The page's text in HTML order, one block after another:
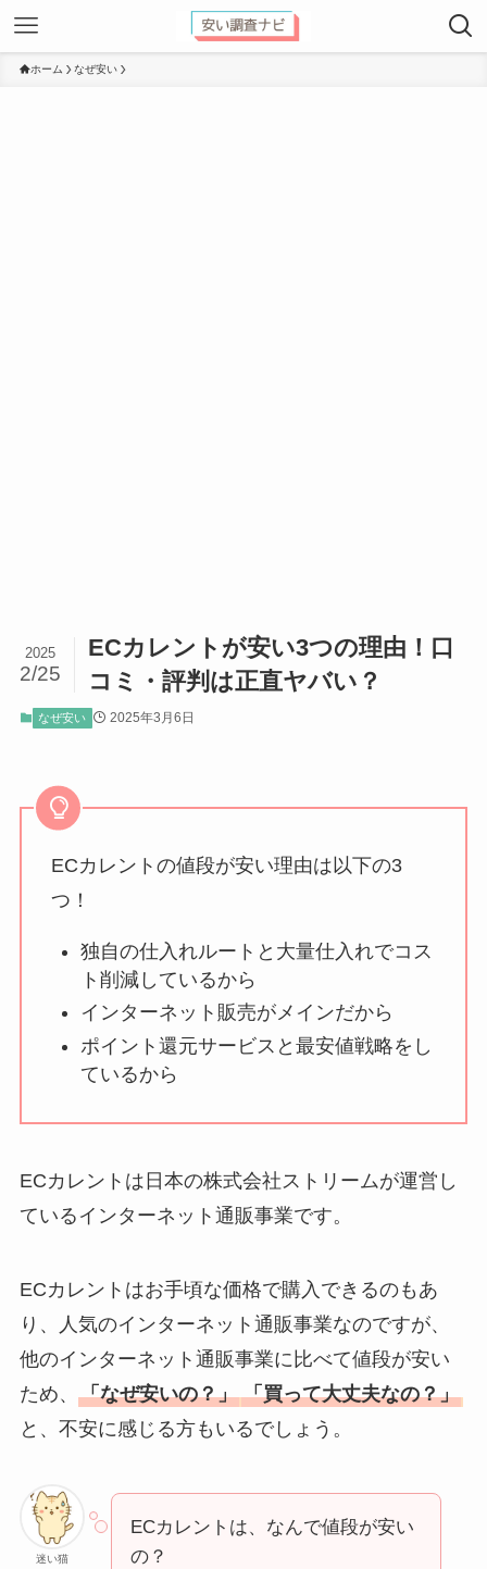
ホーム なぜ安い
ECカレントが安い3つの理由！口
コミ・評判は正直ヤバい？
2025
2/25
なぜ安い 2025年3月6日
ECカレントの値段が安い理由は以下の3
つ！
独自の仕入れルートと大量仕入れでコス
ト削減しているから
インターネット販売がメインだから
ポイント還元サービスと最安値戦略をし
ているから
ECカレントは日本の株式会社ストリームが運営し
ているインターネット通販事業です。
ECカレントはお手頃な価格で購入できるのもあ
り、人気のインターネット通販事業なのですが、
他のインターネット通販事業に比べて値段が安い
ため、 「なぜ安いの？」 「買って大丈夫なの？」
と、不安に感じる方もいるでしょう。
迷い猫
ECカレントは、なんで値段が安い
の？